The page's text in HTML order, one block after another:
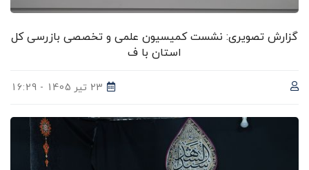
گزارش تصویری: نشست کمیسیون علمی و تخصصی بازرسی کل
استان با ف
23 تیر 1405 - 16:29